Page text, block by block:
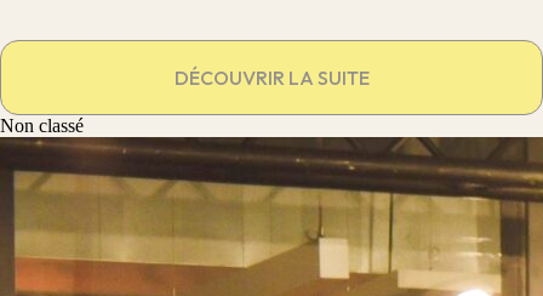
DÉCOUVRIR LA SUITE
Non classé